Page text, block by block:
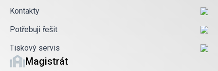
Kontakty
Potřebuji řešit
Tiskový servis
Magistrát